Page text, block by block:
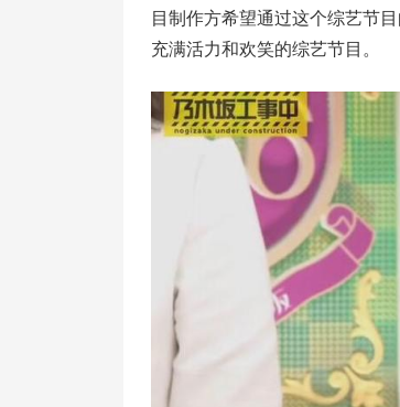
目制作方希望通过这个综艺节
充满活力和欢笑的综艺节目。